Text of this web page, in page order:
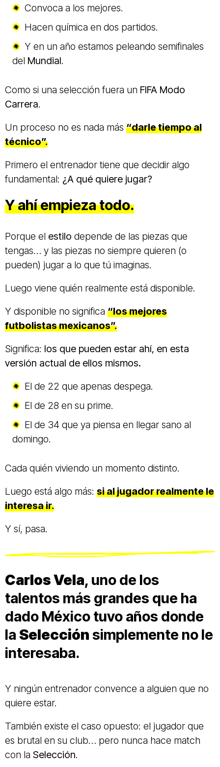
Convoca a los mejores.
Hacen química en dos partidos.
Y en un año estamos peleando semifinales
del Mundial.
Como si una selección fuera un FIFA Modo
Carrera.
Un proceso no es nada más “darle tiempo al
técnico”.
Primero el entrenador tiene que decidir algo
fundamental: ¿A qué quiere jugar?
Y ahí empieza todo.
Porque el estilo depende de las piezas que
tengas… y las piezas no siempre quieren (o
pueden) jugar a lo que tú imaginas.
Luego viene quién realmente está disponible.
Y disponible no significa “los mejores
futbolistas mexicanos”.
Significa: los que pueden estar ahí, en esta
versión actual de ellos mismos.
El de 22 que apenas despega.
El de 28 en su prime.
El de 34 que ya piensa en llegar sano al
domingo.
Cada quién viviendo un momento distinto.
Luego está algo más: si al jugador realmente le
interesa ir.
Y sí, pasa.
Carlos Vela, uno de los
talentos más grandes que ha
dado México tuvo años donde
la Selección simplemente no le
interesaba.
Y ningún entrenador convence a alguien que no
quiere estar.
También existe el caso opuesto: el jugador que
es brutal en su club… pero nunca hace match
con la Selección.